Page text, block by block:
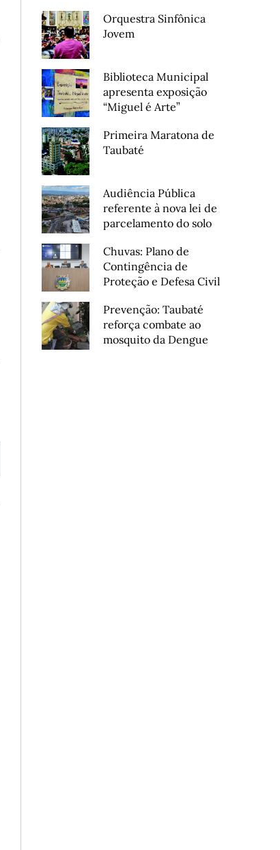
Orquestra Sinfônica
Jovem
Biblioteca Municipal
apresenta exposição
“Miguel é Arte”
Primeira Maratona de
Taubaté
Audiência Pública
referente à nova lei de
parcelamento do solo
Chuvas: Plano de
Contingência de
Proteção e Defesa Civil
Prevenção: Taubaté
reforça combate ao
mosquito da Dengue